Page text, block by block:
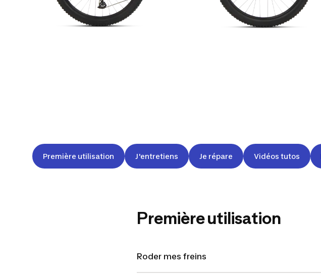
Première utilisation J'entretiens Je répare Vidéos tutos
Première utilisation
Roder mes freins